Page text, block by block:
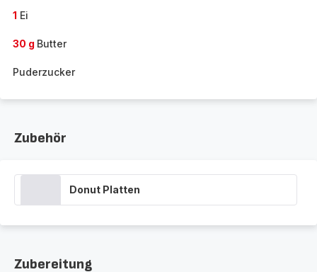
1 Ei
30 g Butter
Puderzucker
Zubehör
Donut Platten
Zubereitung